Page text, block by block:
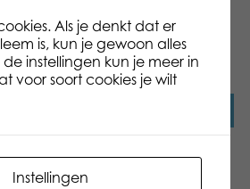
Schaken, Dammen, Tic
Tac Toe, Backgammon
en Domino
Totem
Als je denkt dat er
is, kun je gewoon alles
instellingen kun je meer in
voor soort cookies je wilt
Instellingen